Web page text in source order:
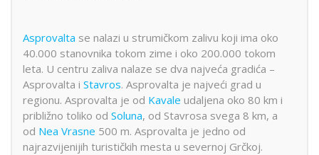
Asprovalta se nalazi u strumičkom zalivu koji ima oko
40.000 stanovnika tokom zime i oko 200.000 tokom
leta. U centru zaliva nalaze se dva najveća gradića –
Asprovalta i Stavros. Asprovalta je najveći grad u
regionu. Asprovalta je od Kavale udaljena oko 80 km i
približno toliko od Soluna, od Stavrosa svega 8 km, a
od Nea Vrasne 500 m. Asprovalta je jedno od
najrazvijenijih turističkih mesta u severnoj Grčkoj.